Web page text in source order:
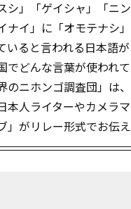
シ」「ゲイシャ」「ニ
ナイ」に「オモテナシ
いると言われる日本語
でどんな言葉が使われ
のニホンゴ調査団」は
本人ライターやカメラ
」がリレー形式でお伝え